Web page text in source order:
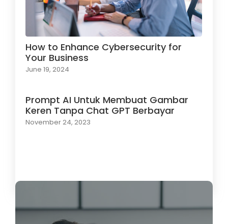
How to Enhance Cybersecurity for
Your Business
June 19, 2024
Prompt AI Untuk Membuat Gambar
Keren Tanpa Chat GPT Berbayar
November 24, 2023